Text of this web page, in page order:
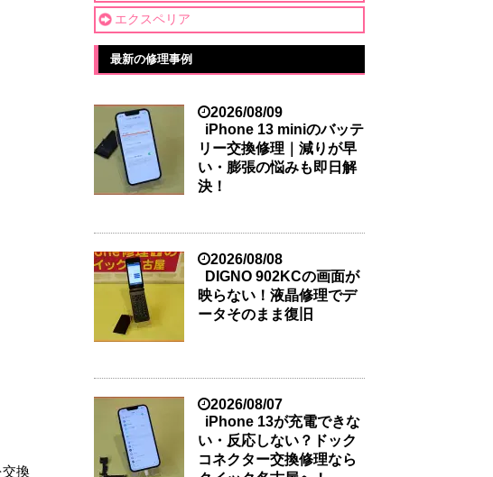
換
エクスペリア
最新の修理事例
2026/08/09
iPhone 13 miniのバッテ
リー交換修理｜減りが早
い・膨張の悩みも即日解
決！
2026/08/08
DIGNO 902KCの画面が
映らない！液晶修理でデ
ータそのまま復旧
2026/08/07
iPhone 13が充電できな
い・反応しない？ドック
コネクター交換修理なら